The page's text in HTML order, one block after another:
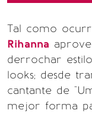
Tal como
Rihanna
derrochar
looks; desde
cantante de
mejor forma